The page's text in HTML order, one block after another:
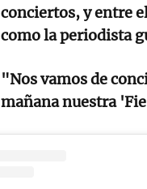
conciertos, y entre
como la periodista
"Nos vamos de
mañana nuestra